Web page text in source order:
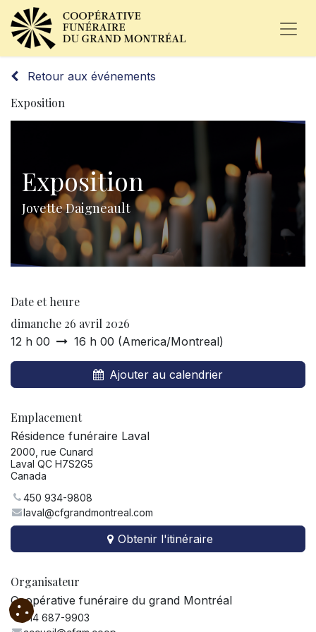
Retour aux événements
Exposition
Exposition
Jovette Daigneault
Date et heure
dimanche 26 avril 2026
12 h 00 16 h 00 (America/Montreal)
Ajouter au calendrier
Emplacement
Résidence funéraire Laval
2000, rue Cunard
Laval QC H7S2G5
Canada
450 934-9808
laval@cfgrandmontreal.com
Obtenir l'itinéraire
Organisateur
Coopérative funéraire du grand Montréal
514 687-9903